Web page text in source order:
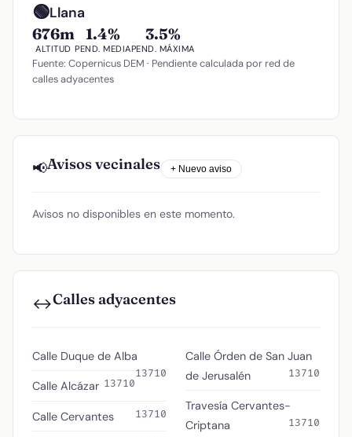
🟢Llana
676m
ALTITUD
1.4%
PEND. MEDIA
3.5%
PEND. MÁXIMA
Fuente: Copernicus DEM · Pendiente calculada por red de
calles adyacentes
📢Avisos vecinales + Nuevo aviso
Avisos no disponibles en este momento.
↔️Calles adyacentes
Calle Duque de Alba
13710
Calle Alcázar 13710
Calle Cervantes 13710
Calle Órden de San Juan
de Jerusalén
13710
Travesía Cervantes-
Criptana
13710